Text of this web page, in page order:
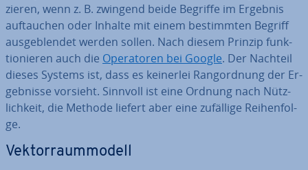
zie­ren, wenn z. B. zwingend beide Begriffe im Ergebnis
auf­tau­chen oder Inhalte mit einem be­stimm­ten Begriff
aus­ge­blen­det werden sollen. Nach diesem Prinzip funk­
tio­nie­ren auch die Ope­ra­to­ren bei Google. Der Nachteil
dieses Systems ist, dass es keinerlei Rang­ord­nung der Er­
geb­nis­se vorsieht. Sinnvoll ist eine Ordnung nach Nütz­
lich­keit, die Methode liefert aber eine zufällige Rei­hen­fol­
ge.
Vek­tor­raum­mo­dell